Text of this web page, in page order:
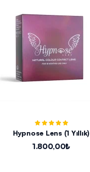
Hypnose Lens (1 Yıllık)
1.800,00₺